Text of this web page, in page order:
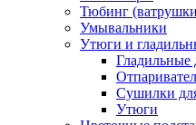
Тюбинг
Умывальники
Утюги и
Гладильные
Сушилки
Утюги